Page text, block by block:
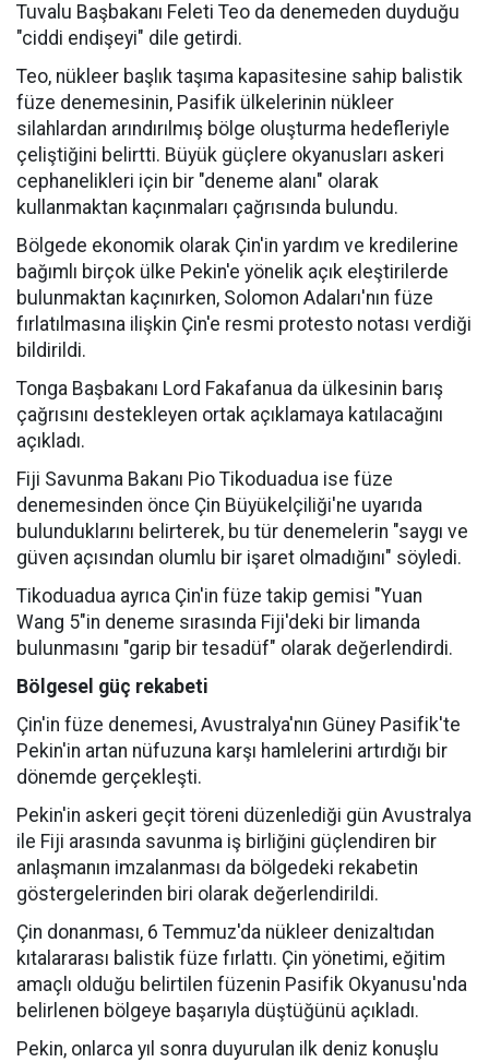
Tuvalu Başbakanı Feleti Teo da denemeden duyduğu
"ciddi endişeyi" dile getirdi.
Teo, nükleer başlık taşıma kapasitesine sahip balistik
füze denemesinin, Pasifik ülkelerinin nükleer
silahlardan arındırılmış bölge oluşturma hedefleriyle
çeliştiğini belirtti. Büyük güçlere okyanusları askeri
cephanelikleri için bir "deneme alanı" olarak
kullanmaktan kaçınmaları çağrısında bulundu.
Bölgede ekonomik olarak Çin'in yardım ve kredilerine
bağımlı birçok ülke Pekin'e yönelik açık eleştirilerde
bulunmaktan kaçınırken, Solomon Adaları'nın füze
fırlatılmasına ilişkin Çin'e resmi protesto notası verdiği
bildirildi.
Tonga Başbakanı Lord Fakafanua da ülkesinin barış
çağrısını destekleyen ortak açıklamaya katılacağını
açıkladı.
Fiji Savunma Bakanı Pio Tikoduadua ise füze
denemesinden önce Çin Büyükelçiliği'ne uyarıda
bulunduklarını belirterek, bu tür denemelerin "saygı ve
güven açısından olumlu bir işaret olmadığını" söyledi.
Tikoduadua ayrıca Çin'in füze takip gemisi "Yuan
Wang 5"in deneme sırasında Fiji'deki bir limanda
bulunmasını "garip bir tesadüf" olarak değerlendirdi.
Bölgesel güç rekabeti
Çin'in füze denemesi, Avustralya'nın Güney Pasifik'te
Pekin'in artan nüfuzuna karşı hamlelerini artırdığı bir
dönemde gerçekleşti.
Pekin'in askeri geçit töreni düzenlediği gün Avustralya
ile Fiji arasında savunma iş birliğini güçlendiren bir
anlaşmanın imzalanması da bölgedeki rekabetin
göstergelerinden biri olarak değerlendirildi.
Çin donanması, 6 Temmuz'da nükleer denizaltıdan
kıtalararası balistik füze fırlattı. Çin yönetimi, eğitim
amaçlı olduğu belirtilen füzenin Pasifik Okyanusu'nda
belirlenen bölgeye başarıyla düştüğünü açıkladı.
Pekin, onlarca yıl sonra duyurulan ilk deniz konuşlu